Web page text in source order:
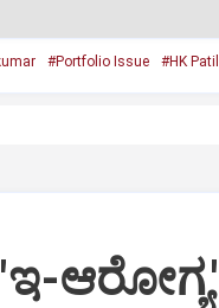
#Portfolio Issue #HK Patil
ಆರೋಗ್ಯ'